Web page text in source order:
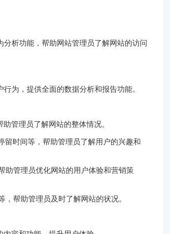
析功能，帮助网站管理员了解网站的访问
为，提供全面的数据分析和报告功能。
管理员了解网站的整体情况。
留时间等，帮助管理员了解用户的兴趣和
助管理员优化网站的用户体验和营销策
帮助管理员及时了解网站的状况。